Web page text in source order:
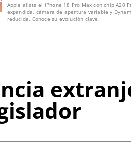
Apple alista el iPhone 18 Pro Max con chip A20
expandida, cámara de apertura variable y
reducida. Conoce su evolución clave.